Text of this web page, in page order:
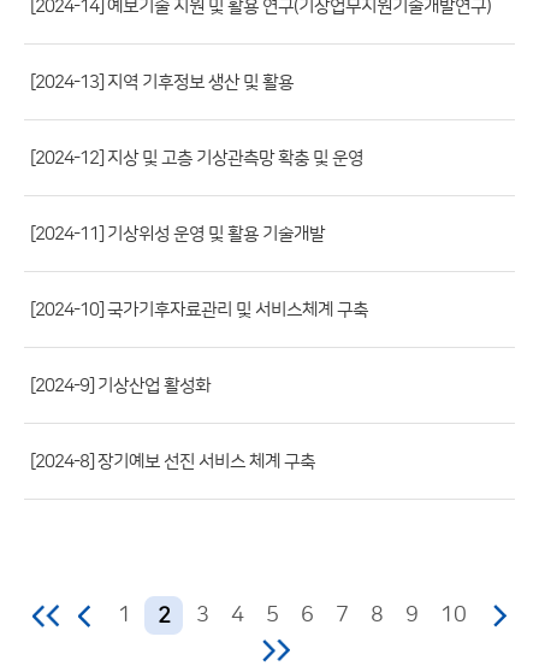
부
서,
첨
일,
록
일,
조
[2024-14] 예보기술 지원 및 활용 연구(기상업무지원기술개발연구)
[2024-13] 지역 기후정보 생산 및 활용
[2024-12] 지상 및 고층 기상관측망 확충 및 운영
[2024-11] 기상위성 운영 및 활용 기술개발
[2024-10] 국가기후자료관리 및 서비스체계 구축
[2024-9] 기상산업 활성화
[2024-8] 장기예보 선진 서비스 체계 구축
1 2 3 4 5 6 7 8 9 10